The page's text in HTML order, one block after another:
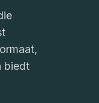
biedt